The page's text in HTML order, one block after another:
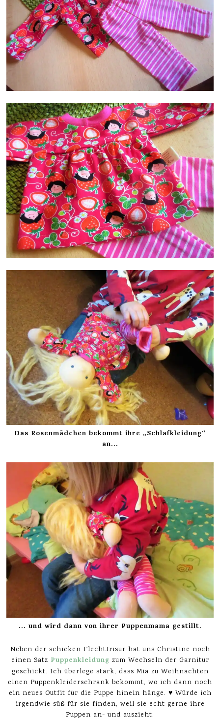
Das Rosenmädchen bekommt ihre „Schlafkleidung“
an…
… und wird dann von ihrer Puppenmama gestillt.
Neben der schicken Flechtfrisur hat uns Christine noch
einen Satz Puppenkleidung zum Wechseln der Garnitur
geschickt. Ich überlege stark, dass Mia zu Weihnachten
einen Puppenkleiderschrank bekommt, wo ich dann noch
ein neues Outfit für die Puppe hinein hänge. ♥ Würde ich
irgendwie süß für sie finden, weil sie echt gerne ihre
Puppen an- und auszieht.